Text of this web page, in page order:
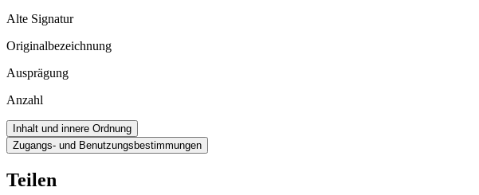
Alte Signatur
Originalbezeichnung
Ausprägung
Anzahl
Inhalt und innere Ordnung
Zugangs- und Benutzungsbestimmungen
Teilen